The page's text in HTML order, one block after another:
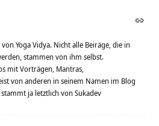
Yoga Vidya. Nicht alle Beiräge, die in
stammen von ihm selbst.
mit Vorträgen, Mantras,
von anderen in seinem Namen im Blog
ja letztlich von Sukadev